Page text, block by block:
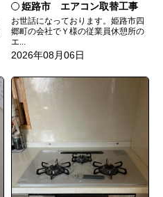
姫路市 エアコン取替工事
お世話になっております。姫路市四
郷町の会社でＹ様の従業員休憩所の
エ...
2026年08月06日